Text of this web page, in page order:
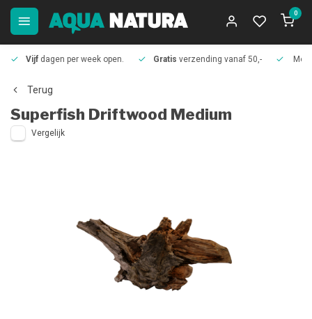
0
Vijf dagen per week open. Gratis verzending vanaf 50,-
Terug
Superfish Driftwood Medium
Vergelijk